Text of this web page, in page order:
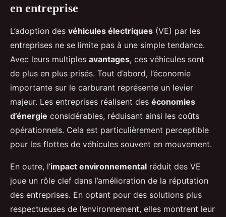
en entreprise
L’adoption des véhicules électriques (VE) par les
entreprises ne se limite pas à une simple tendance.
Avec leurs multiples avantages, ces véhicules sont
de plus en plus prisés. Tout d’abord, l’économie
importante sur le carburant représente un levier
majeur. Les entreprises réalisent des économies
d’énergie considérables, réduisant ainsi les coûts
opérationnels. Cela est particulièrement perceptible
pour les flottes de véhicules souvent en mouvement.
En outre, l’impact environnemental réduit des VE
joue un rôle clef dans l’amélioration de la réputation
des entreprises. En optant pour des solutions plus
respectueuses de l’environnement, elles montrent leur